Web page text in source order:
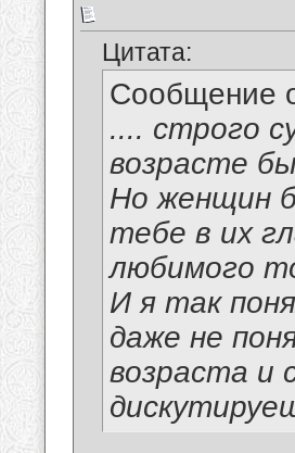
Цитата:
Сообщение
.... строго
возрасте
Но женщин
тебе в их
любимого
И я так
даже не
возраста и